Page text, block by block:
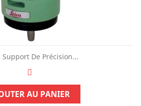
Support De Précision...
AU PANIER